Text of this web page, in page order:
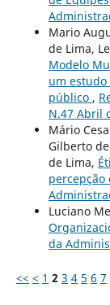
Mario
de Lima,
Modelo
um estudo
público ,
N.47 Abril
Mário
Gilberto
de Lima,
percepção
Luciano
da
<< < 1 2 3 4 5 6 7